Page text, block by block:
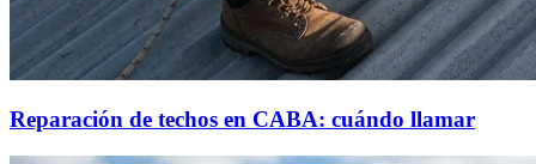
Reparación de techos en CABA: cuándo llamar